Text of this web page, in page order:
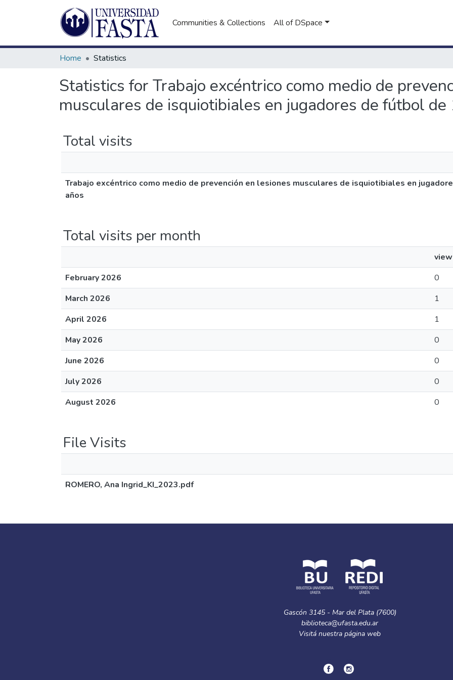
Communities & Collections All of DSpace
Home Statistics
Statistics for Trabajo excéntrico como medio de
musculares de isquiotibiales en jugadores de fútbol de
Total visits
Trabajo excéntrico como medio de prevención en lesiones musculares de isquiotibiales en
años
Total visits per month
February 2026
0
March 2026
1
April 2026
1
May 2026
0
June 2026
0
July 2026
0
August 2026
0
File Visits
ROMERO, Ana Ingrid_KI_2023.pdf
Gascón 3145 - Mar del Plata (7600)
biblioteca@ufasta.edu.ar
Visitá nuestra página web